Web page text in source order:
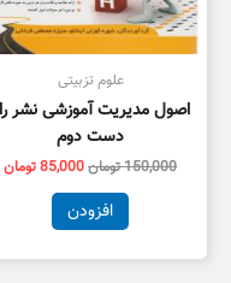
علوم تزبیتی
اصول مدیریت آموزشی نشر
دست دوم
150,000تومان85,000تومان
افزودن